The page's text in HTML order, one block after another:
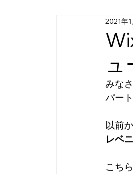
ュ
2021年
みな
パー
以前
レベ
こち